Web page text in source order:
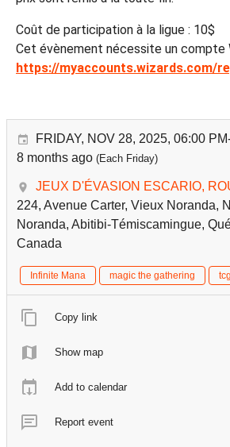
Coût de participation à la ligue : 10$
Cet évènement nécessite un compte
https://myaccounts.wizards.com/
FRIDAY, NOV 28, 2025, 06:00
8 months ago (Each Friday)
JEUX D'ÉVASION ESCARIO,
224, Avenue Carter, Vieux Noranda,
Noranda, Abitibi-Témiscamingue,
Canada
Infinite Mana magic the gathering tcg
Copy link
Show map
Add to calendar
Report event